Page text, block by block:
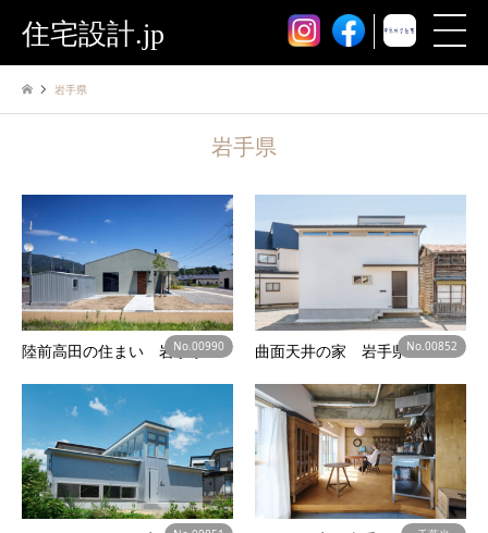
住宅設計.jp
岩手県
岩手県
陸前高田の住まい 岩手県
No.00990 曲面天井の家 岩手県 No.00852